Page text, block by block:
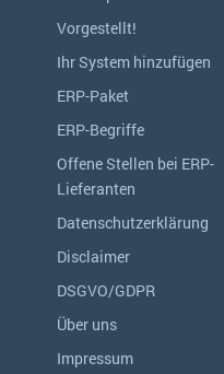
Vorgestellt!
Ihr System hinzufügen
ERP-Paket
ERP-Begriffe
Offene Stellen bei ERP-
Lieferanten
Datenschutzerklärung
Disclaimer
DSGVO/GDPR
Über uns
Impressum